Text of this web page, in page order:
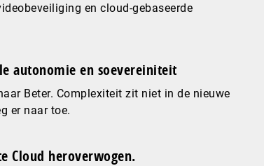
en cloud-gebaseerde
autonomie en soevereiniteit
Beter. Complexiteit zit niet in de nieuwe
er naar toe.
Cloud heroverwogen.